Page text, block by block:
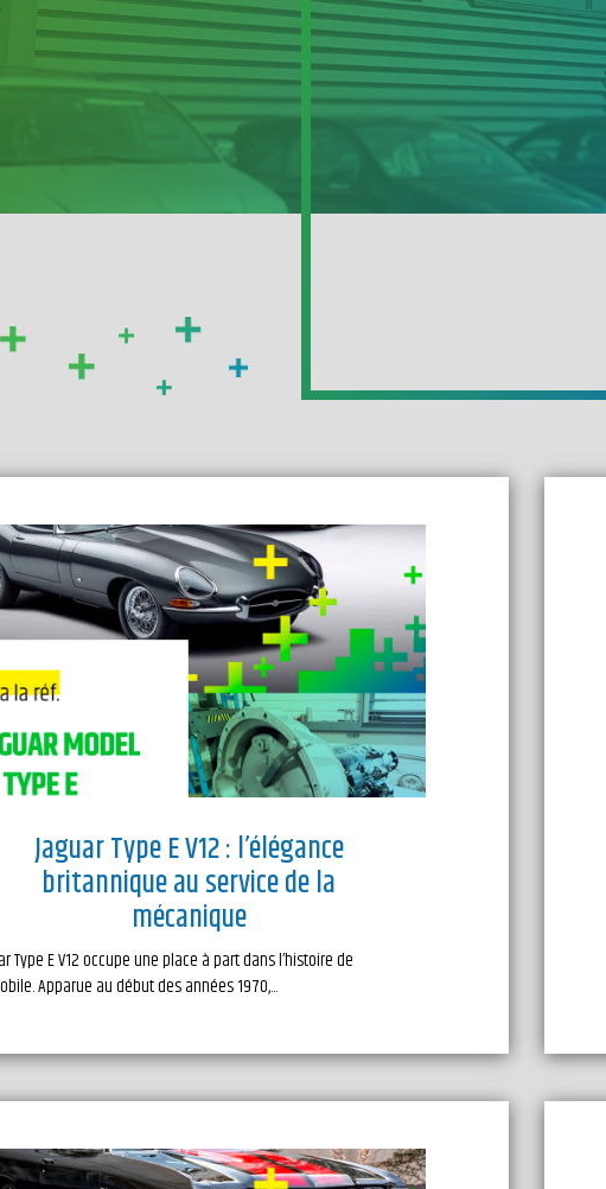
Jaguar Type E V12 : l’élégance
britannique au service de la
mécanique
Type E V12 occupe une place à part dans l’histoire de
Apparue au début des années 1970,...